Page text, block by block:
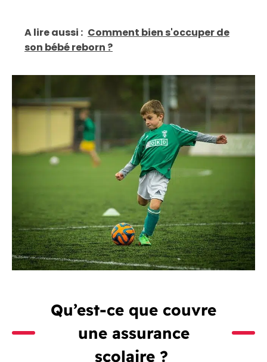
A lire aussi : Comment bien s'occuper de
son bébé reborn ?
Qu’est-ce que couvre
une assurance
scolaire ?